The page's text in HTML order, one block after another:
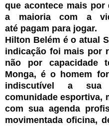
que acontece mais por
a maioria com a
até pagam para jogar.
Hilton Belém é o atual
indicação foi mais por
não por capacidade
Monga, é o homem
indiscutível a sua
comunidade esportiva,
com sua agenda
movimentada oficina,